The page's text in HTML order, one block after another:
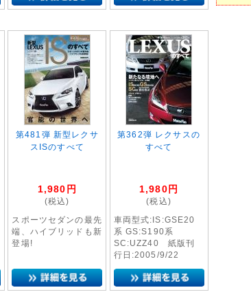
第481弾 新型レクサ
スISのすべて
1,980 円
(税込)
スポーツセダンの最先
端、ハイブリッドも新
登場!
第362弾 レクサスの
すべて
1,980 円
(税込)
車両型式:IS:GSE20
系 GS:S190系
SC:UZZ40 紙版刊
行日:2005/9/22